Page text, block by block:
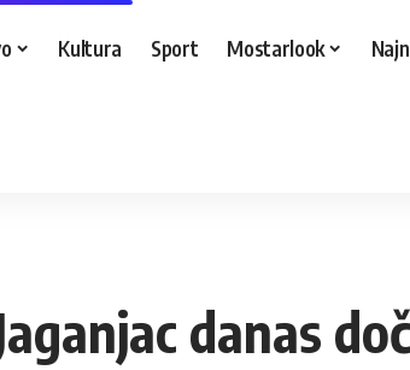
Kultura Sport Mostarlook
danas